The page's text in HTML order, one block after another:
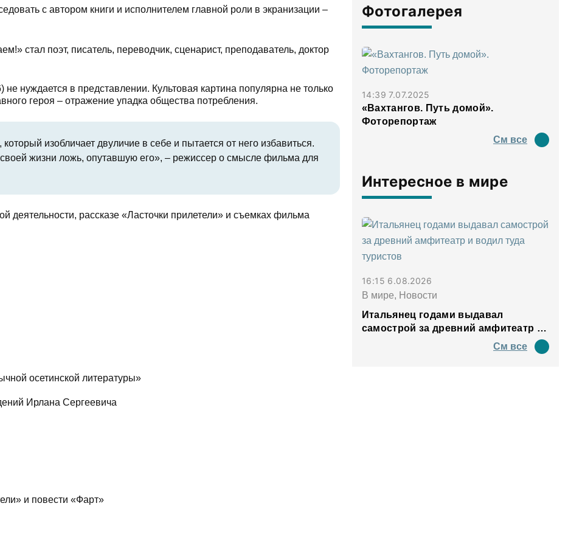
с автором книги и исполнителем главной роли в экранизации –
стал поэт, писатель, переводчик, сценарист, преподаватель, доктор
нуждается в представлении. Культовая картина популярна не только
героя – отражение упадка общества потребления.
изобличает двуличие в себе и пытается от него избавиться.
жизни ложь, опутавшую его», – режиссер о смысле фильма для
деятельности, рассказе «Ласточки прилетели» и съемках фильма
осетинской литературы»
Ирлана Сергеевича
и повести «Фарт»
Фотогалерея
14:39 7.07.2025
«Вахтангов. Путь домой».
Фоторепортаж
См все
Интересное в мире
16:15 6.08.2026
В мире, Новости
Итальянец годами выдавал
самострой за древний амфитеатр и
См все